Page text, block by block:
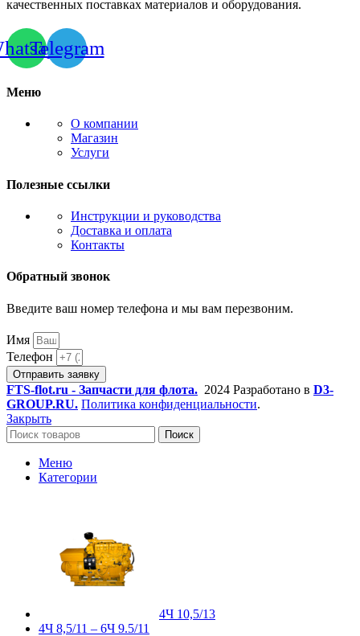
качественных поставках материалов и оборудования.
Telegram
Меню
О компании
Магазин
Услуги
Полезные ссылки
Инструкции и руководства
Доставка и оплата
Контакты
Обратный звонок
Введите ваш номер телефона и мы вам перезвоним.
Имя
Телефон
Отправить заявку
FTS-flot.ru - Запчасти для флота. 2024 Разработано в D3-
GROUP.RU. Политика конфиденциальности.
Закрыть
Поиск
Меню
Категории
4Ч 10,5/13
4Ч 8,5/11 – 6Ч 9.5/11